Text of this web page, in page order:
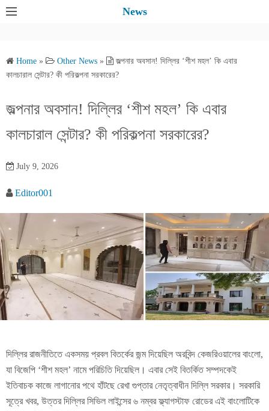
News
Home » Other News »
জল্পনার অবসান! দিল্লির ‘শীশ মহল’ কি এবার
কালচারাল সেন্টার? কী পরিকল্পনা সরকারের?
জল্পনার অবসান! দিল্লির ‘শীশ মহল’ কি এবার
কালচারাল সেন্টার? কী পরিকল্পনা সরকারের?
July 9, 2026
Editor001
দিল্লির রাজনীতিতে একসময় প্রবল বিতর্কের জন্ম দিয়েছিল অরবিন্দ কেজরিওয়ালের বাংলো,
যা বিজেপি ‘শীশ মহল’ নামে পরিচিতি দিয়েছিল। এবার সেই বিতর্কিত সম্পদকেই
ইতিবাচক কাজে লাগানোর পথে হাঁটছে রেখা গুপ্তার নেতৃত্বাধীন দিল্লি সরকার। সরকারি
সূত্রে খবর, উত্তর দিল্লির সিভিল লাইন্সের ৬ নম্বর ফ্ল্যাগস্টাফ রোডের এই বাংলোটিকে